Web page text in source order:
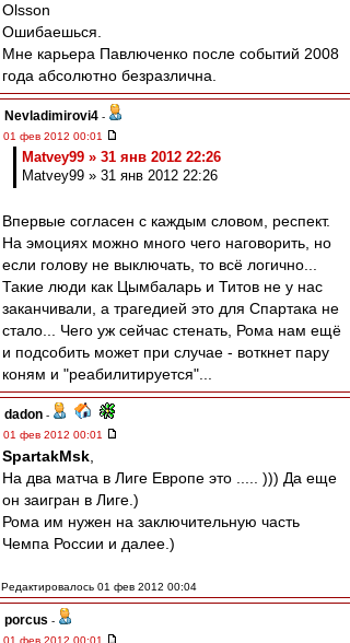
Olsson
Ошибаешься.
Мне карьера Павлюченко после событий 2008
года абсолютно безразлична.
Nevladimirovi4 -
01 фев 2012 00:01
Matvey99 » 31 янв 2012 22:26
Matvey99 » 31 янв 2012 22:26
Впервые согласен с каждым словом, респект.
На эмоциях можно много чего наговорить, но
если голову не выключать, то всё логично...
Такие люди как Цымбаларь и Титов не у нас
заканчивали, а трагедией это для Спартака не
стало... Чего уж сейчас стенать, Рома нам ещё
и подсобить может при случае - воткнет пару
коням и "реабилитируется"...
dadon -
01 фев 2012 00:01
SpartakMsk
На два матча в Лиге Европе это ..... ))) Да еще
он заигран в Лиге.)
Рома им нужен на заключительную часть
Чемпа России и далее.)
Редактировалось 01 фев 2012 00:04
porcus -
01 фев 2012 00:01